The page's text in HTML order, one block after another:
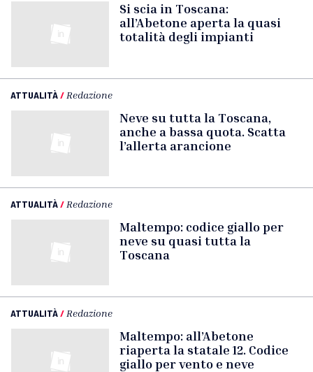
Si scia in Toscana:
all’Abetone aperta la quasi
totalità degli impianti
ATTUALITÀ/ Redazione
Neve su tutta la Toscana,
anche a bassa quota. Scatta
l’allerta arancione
ATTUALITÀ/ Redazione
Maltempo: codice giallo per
neve su quasi tutta la
Toscana
ATTUALITÀ/ Redazione
Maltempo: all’Abetone
riaperta la statale 12. Codice
giallo per vento e neve